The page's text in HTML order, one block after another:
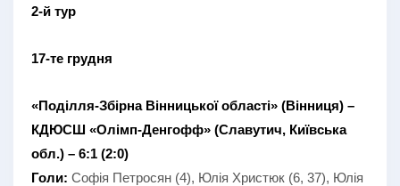
2-й тур
17-те грудня
«Поділля-Збірна Вінницької області» (Вінниця) –
КДЮСШ «Олімп-Денгофф» (Славутич, Київська
обл.) – 6:1 (2:0)
Голи: Софія Петросян (4), Юлія Христюк (6, 37), Юлія